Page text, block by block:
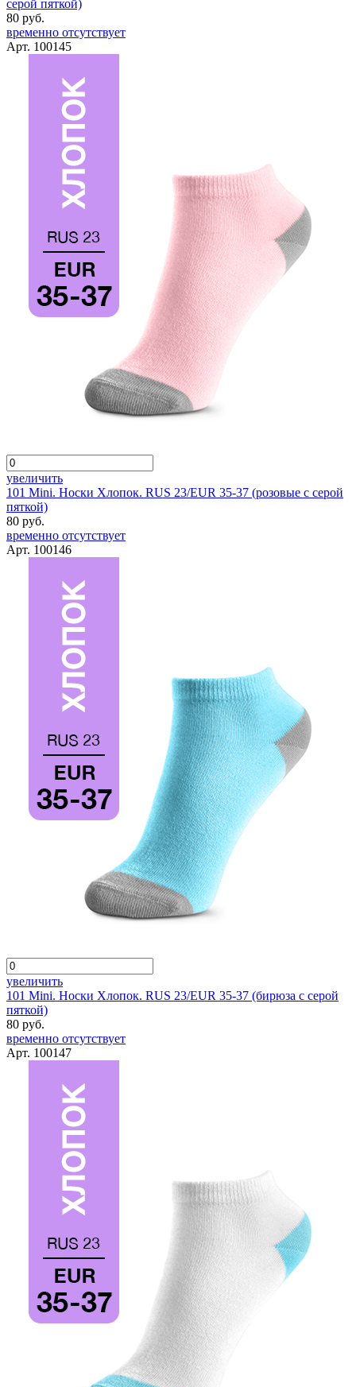
серой пяткой)
80 руб.
временно отсутствует
Арт. 100145
увеличить
101 Mini. Носки Хлопок. RUS 23/EUR 35-37 (розовые с серой
пяткой)
80 руб.
временно отсутствует
Арт. 100146
увеличить
101 Mini. Носки Хлопок. RUS 23/EUR 35-37 (бирюза с серой
пяткой)
80 руб.
временно отсутствует
Арт. 100147